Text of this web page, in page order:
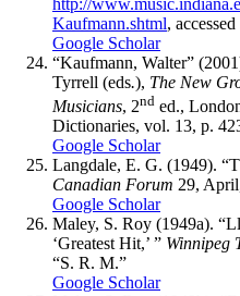
Kaufmann.shtml,
Google Scholar
“Kaufmann, Walter”
Tyrrell (eds.), The New
Musicians, 2nd ed.,
Dictionaries, vol. 13, p.
Google Scholar
Langdale, E. G. (1949).
Canadian Forum 29,
Google Scholar
Maley, S. Roy (1949a).
‘Greatest Hit,’ ” Winnipeg
“S. R. M.”
Google Scholar